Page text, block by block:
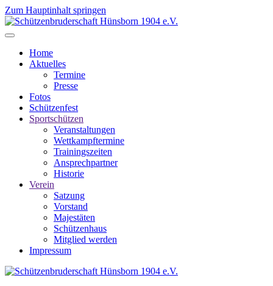
Zum Hauptinhalt springen
Home
Aktuelles
Termine
Presse
Fotos
Schützenfest
Sportschützen
Veranstaltungen
Wettkampftermine
Trainingszeiten
Ansprechpartner
Historie
Verein
Satzung
Vorstand
Majestäten
Schützenhaus
Mitglied werden
Impressum